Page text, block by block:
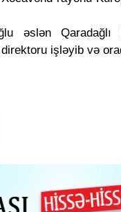
əslən Qaradağlı
işləyib və
Dövlət başçısı